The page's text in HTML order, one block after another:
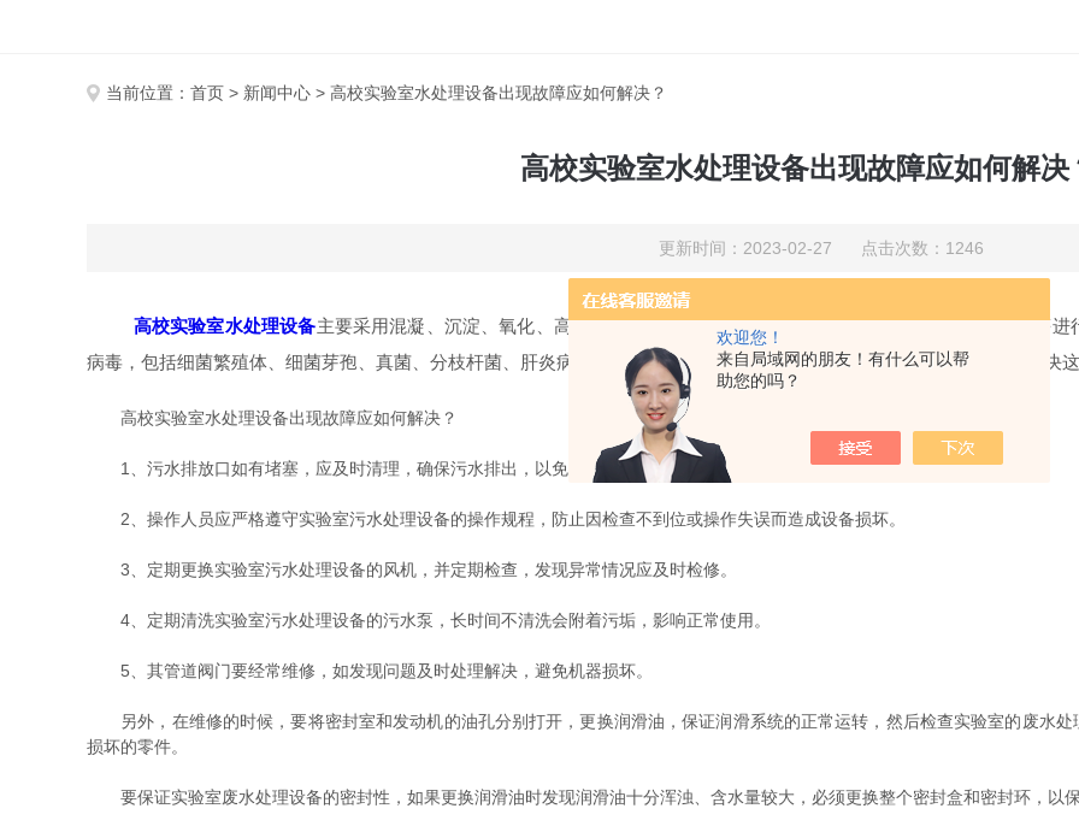
欢迎您！
来自局域网的朋友！有什么可以帮
助您的吗？
当前位置： 首页 > 新闻中心 > 高校实验室水处理设备出现故障应如何解决？
高校实验室水处理设备出现故障应如何解决
更新时间：2023-02-27 点击次数：1246
高校实验室水处理设备主要采用混凝、沉淀、氧化、高效杀菌等方法对生物废水中的细菌、重金属、COD、病毒等
病毒，包括细菌繁殖体、细菌芽孢、真菌、分枝杆菌、肝炎病毒等。实验室污水处理设备长期使用难免出现故障，如何解决
高校实验室水处理设备出现故障应如何解决？
1、污水排放口如有堵塞，应及时清理，确保污水排出，以免影响机器正常使用。
2、操作人员应严格遵守实验室污水处理设备的操作规程，防止因检查不到位或操作失误而造成设备损坏。
3、定期更换实验室污水处理设备的风机，并定期检查，发现异常情况应及时检修。
4、定期清洗实验室污水处理设备的污水泵，长时间不清洗会附着污垢，影响正常使用。
5、其管道阀门要经常维修，如发现问题及时处理解决，避免机器损坏。
另外，在维修的时候，要将密封室和发动机的油孔分别打开，更换润滑油，保证润滑系统的正常运转，然后检查实验室的废水
损坏的零件。
要保证实验室废水处理设备的密封性，如果更换润滑油时发现润滑油十分浑浊、含水量较大，必须更换整个密封盒和密封环，以